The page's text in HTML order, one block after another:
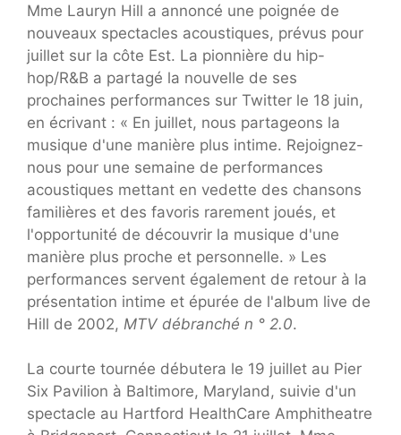
Mme Lauryn Hill a annoncé une poignée de
nouveaux spectacles acoustiques, prévus pour
juillet sur la côte Est. La pionnière du hip-
hop/R&B a partagé la nouvelle de ses
prochaines performances sur Twitter le 18 juin,
en écrivant : « En juillet, nous partageons la
musique d'une manière plus intime. Rejoignez-
nous pour une semaine de performances
acoustiques mettant en vedette des chansons
familières et des favoris rarement joués, et
l'opportunité de découvrir la musique d'une
manière plus proche et personnelle. » Les
performances servent également de retour à la
présentation intime et épurée de l'album live de
Hill de 2002, MTV débranché n ° 2.0.
La courte tournée débutera le 19 juillet au Pier
Six Pavilion à Baltimore, Maryland, suivie d'un
spectacle au Hartford HealthCare Amphitheatre